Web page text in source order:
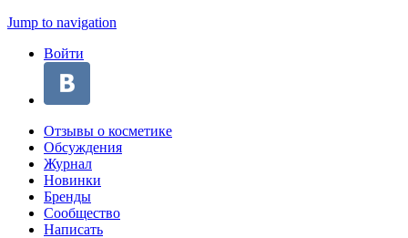
Jump to navigation
Войти
Отзывы о косметике
Обсуждения
Журнал
Новинки
Бренды
Сообщество
Написать